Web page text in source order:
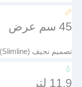
📏
45 سم عرض
تصميم نحيف (Slimline) يوفر المساحة
💧
11.9 لتر